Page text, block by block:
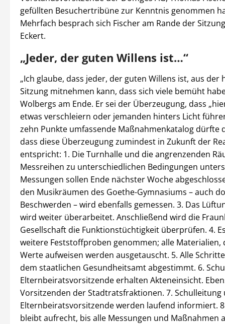
gefüllten Besuchertribüne zur Kenntnis genommen
Mehrfach besprach sich Fischer am Rande der
Eckert.
„Jeder, der guten Willens ist…“
„Ich glaube, dass jeder, der guten Willens ist, aus der
Sitzung mitnehmen kann, dass sich viele bemüht
Wolbergs am Ende. Er sei der Überzeugung, dass
etwas verschleiern oder jemanden hinters Licht
zehn Punkte umfassende Maßnahmenkatalog dürfte
dass diese Überzeugung zumindest in Zukunft der
entspricht: 1. Die Turnhalle und die angrenzenden
Messreihen zu unterschiedlichen Bedingungen
Messungen sollen Ende nächster Woche
den Musikräumen des Goethe-Gymnasiums – auch
Beschwerden – wird ebenfalls gemessen. 3. Das
wird weiter überarbeitet. Anschließend wird die
Gesellschaft die Funktionstüchtigkeit überprüfen. 4.
weitere Feststoffproben genommen; alle Materialien,
Werte aufweisen werden ausgetauscht. 5. Alle
dem staatlichen Gesundheitsamt abgestimmt. 6.
Elternbeiratsvorsitzende erhalten Akteneinsicht.
Vorsitzenden der Stadtratsfraktionen. 7. Schulleitung
Elternbeiratsvorsitzende werden laufend informiert.
bleibt aufrecht, bis alle Messungen und Maßnahmen